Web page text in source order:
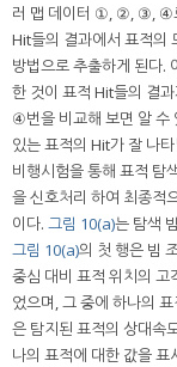
러 맵 데이터 ①, ②, ③, ④
Hit들의 결과에서 표적의
방법으로 추출하게 된다.
한 것이 표적 Hit들의 결
④번을 비교해 보면 알 수
있는 표적의 Hit가 잘 나
비행시험을 통해 표적 탐
을 신호처리 하여 최종적
이다. 그림 10(a)는 탐색
그림 10(a)의 첫 행은 빔
중심 대비 표적 위치의 고
었으며, 그 중에 하나의
은 탐지된 표적의 상대속
나의 표적에 대한 값을